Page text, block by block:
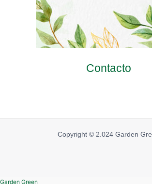
Contacto
Copyright © 2.024 Garden
Garden Green